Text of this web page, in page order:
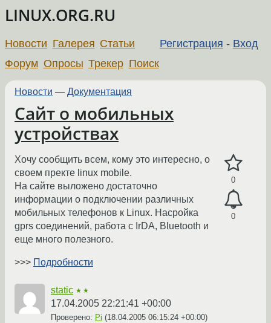
LINUX.ORG.RU
Регистрация - Вход
Новости Галерея Статьи
Форум Опросы Трекер Поиск
Новости — Документация
Сайт о мобильных
устройствах
0
0
Хочу сообщить всем, кому это интересно, о
своем пректе linux mobile.
На сайте выложено достаточно
информации о подключении различных
мобильных телефонов к Linux. Насройка
gprs соединений, работа с IrDA, Bluetooth и
еще много полезного.
>>> Подробности
static ★★
17.04.2005 22:21:41 +00:00
Проверено: Pi (18.04.2005 06:15:24 +00:00)